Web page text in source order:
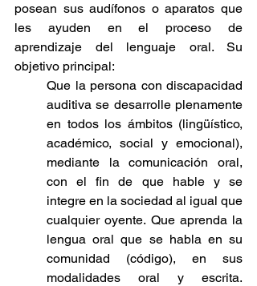
posean sus audífonos o aparatos que
les ayuden en el proceso de
aprendizaje del lenguaje oral. Su
objetivo principal:
Que la persona con discapacidad
auditiva se desarrolle plenamente
en todos los ámbitos (lingüístico,
académico, social y emocional),
mediante la comunicación oral,
con el fin de que hable y se
integre en la sociedad al igual que
cualquier oyente. Que aprenda la
lengua oral que se habla en su
comunidad (código), en sus
modalidades oral y escrita.